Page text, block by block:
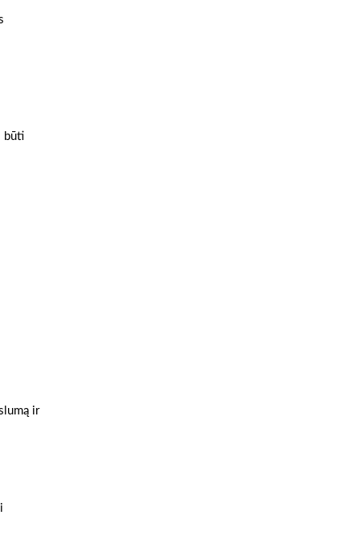
būti
ir